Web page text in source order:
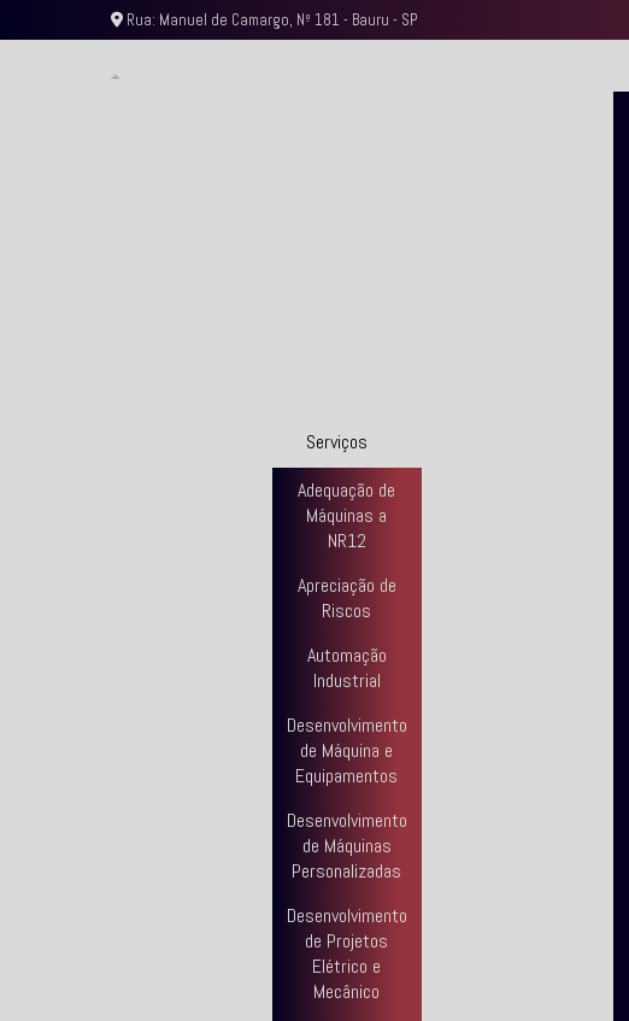
Rua: Manuel de Camargo, Nº 181 - Bauru - SP
Serviços
Adequação de
Máquinas a
NR12
Apreciação de
Riscos
Automação
Industrial
Desenvolvimento
de Máquina e
Equipamentos
Desenvolvimento
de Máquinas
Personalizadas
Desenvolvimento
de Projetos
Elétrico e
Mecânico